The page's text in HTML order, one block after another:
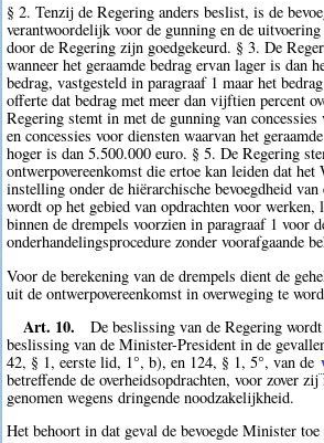
§ 2. Tenzij de Regering anders beslist, is de
verantwoordelijk voor de gunning en de
door de Regering zijn goedgekeurd. § 3. De
wanneer het geraamde bedrag ervan lager is dan
bedrag, vastgesteld in paragraaf 1 maar het
offerte dat bedrag met meer dan vijftien percent
Regering stemt in met de gunning van concessies
en concessies voor diensten waarvan het
hoger is dan 5.500.000 euro. § 5. De Regering
ontwerpovereenkomst die ertoe kan leiden dat het
instelling onder de hiërarchische bevoegdheid
wordt op het gebied van opdrachten voor werken,
binnen de drempels voorzien in paragraaf 1 voor
onderhandelingsprocedure zonder voorafgaande
Voor de berekening van de drempels dient de
uit de ontwerpovereenkomst in overweging te
Art. 10.
De beslissing van de Regering
beslissing van de Minister-President in de
42, § 1, eerste lid, 1°, b), en 124, § 1, 5°, van de
betreffende de overheidsopdrachten, voor zover
genomen wegens dringende noodzakelijkheid.
Het behoort in dat geval de bevoegde Minister